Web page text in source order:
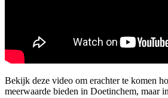
Bekijk deze video om erachter te komen
meerwaarde bieden in Doetinchem, maar